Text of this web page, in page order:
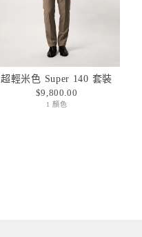
超輕米色 Super 140 套裝
$9,800.00
1 顏色